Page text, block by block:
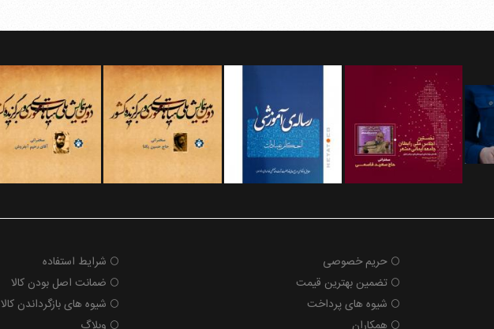
حریم خصوصی
شرایط استفاده
تضمین بهترین قیمت
ضمانت اصل بودن کالا
شیوه های پرداخت
شیوه های بازگرداندن کالا